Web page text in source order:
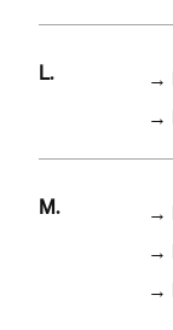
L. →
→
M. →
→
→